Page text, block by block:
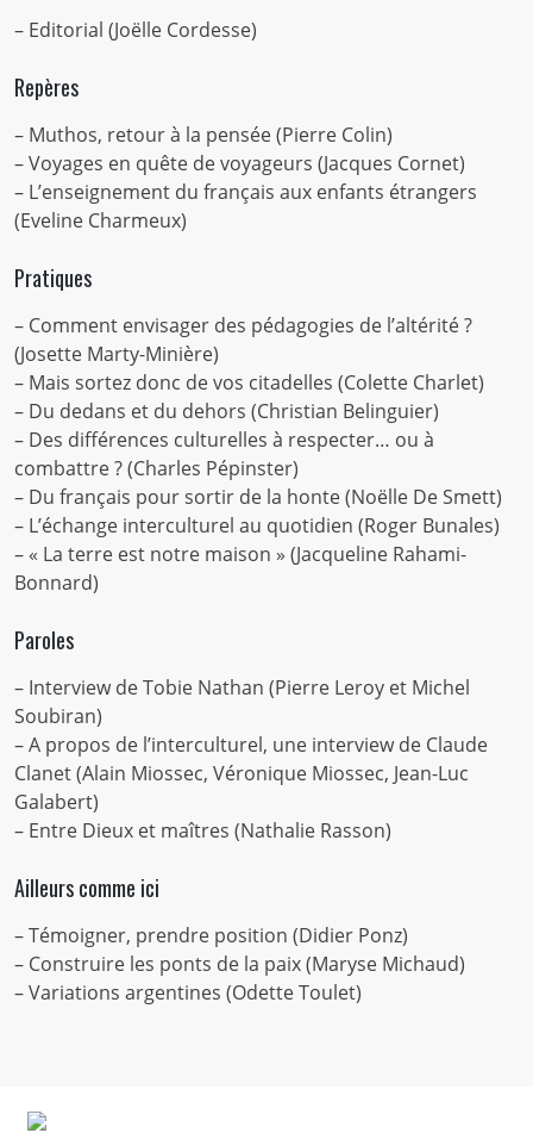
– Editorial (Joëlle Cordesse)
Repères
– Muthos, retour à la pensée (Pierre Colin)
– Voyages en quête de voyageurs (Jacques Cornet)
– L’enseignement du français aux enfants étrangers
(Eveline Charmeux)
Pratiques
– Comment envisager des pédagogies de l’altérité ?
(Josette Marty-Minière)
– Mais sortez donc de vos citadelles (Colette Charlet)
– Du dedans et du dehors (Christian Belinguier)
– Des différences culturelles à respecter… ou à
combattre ? (Charles Pépinster)
– Du français pour sortir de la honte (Noëlle De Smett)
– L’échange interculturel au quotidien (Roger Bunales)
– « La terre est notre maison » (Jacqueline Rahami-
Bonnard)
Paroles
– Interview de Tobie Nathan (Pierre Leroy et Michel
Soubiran)
– A propos de l’interculturel, une interview de Claude
Clanet (Alain Miossec, Véronique Miossec, Jean-Luc
Galabert)
– Entre Dieux et maîtres (Nathalie Rasson)
Ailleurs comme ici
– Témoigner, prendre position (Didier Ponz)
– Construire les ponts de la paix (Maryse Michaud)
– Variations argentines (Odette Toulet)